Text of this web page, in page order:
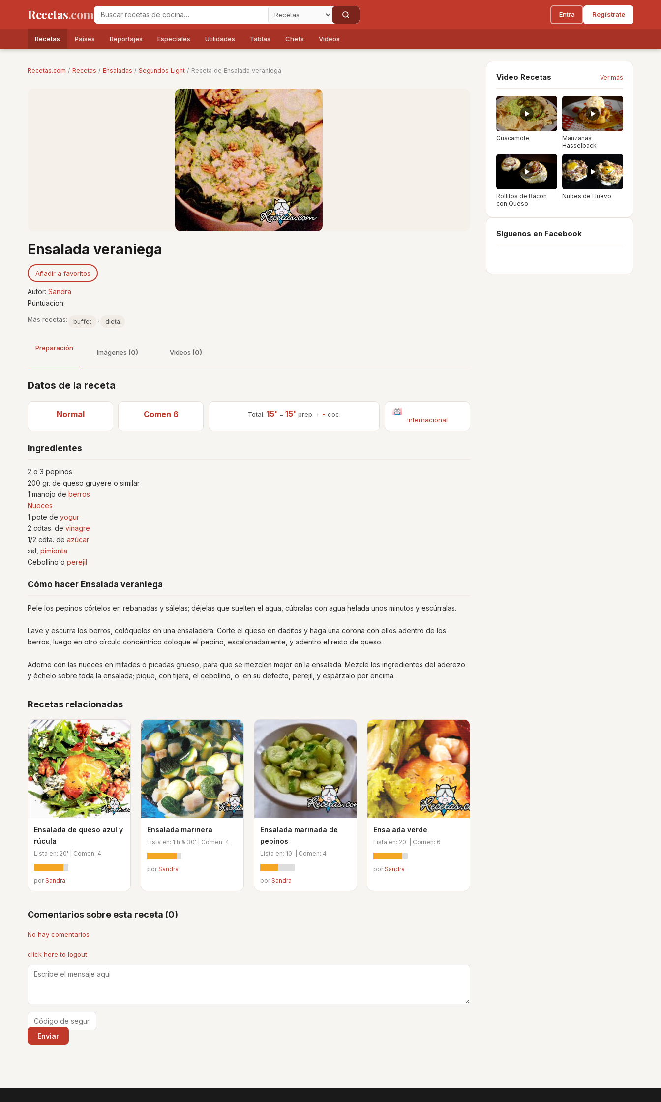
Recetas.com Entra Regístrate
Recetas Países Reportajes Especiales Utilidades Tablas Chefs Videos
Recetas.com / Recetas / Ensaladas / Segundos Light / Receta de Ensalada veraniega
Ensalada veraniega
Añadir a favoritos
Autor: Sandra
Puntuacíon:
Más recetas: buffet , dieta
Preparación
Imágenes (0) Videos (0)
Datos de la receta
Normal Comen 6 Total: 15' = 15' prep. + - coc.
Internacional
Ingredientes
2 o 3 pepinos
200 gr. de queso gruyere o similar
1 manojo de berros
Nueces
1 pote de yogur
2 cdtas. de vinagre
1/2 cdta. de azúcar
sal, pimienta
Cebollino o perejil
Cómo hacer Ensalada veraniega
Pele los pepinos córtelos en rebanadas y sálelas; déjelas que suelten el agua, cúbralas con agua helada unos minutos y escúrralas.
Lave y escurra los berros, colóquelos en una ensaladera. Corte el queso en daditos y haga una corona con ellos adentro de los
berros, luego en otro círculo concéntrico coloque el pepino, escalonadamente, y adentro el resto de queso.
Adorne con las nueces en mitades o picadas grueso, para que se mezclen mejor en la ensalada. Mezcle los ingredientes del aderezo
y échelo sobre toda la ensalada; pique, con tijera, el cebollino, o, en su defecto, perejil, y espárzalo por encima.
Recetas relacionadas
Ensalada de queso azul y
rúcula
Lista en: 20' | Comen: 4
porSandra
Ensalada marinera
Lista en: 1 h & 30' | Comen: 4
porSandra
Ensalada marinada de
pepinos
Lista en: 10' | Comen: 4
porSandra
Ensalada verde
Lista en: 20' | Comen: 6
porSandra
Comentarios sobre esta receta (0)
No hay comentarios
click here to logout
Video Recetas Ver más
Guacamole
Manzanas
Hasselback
Rollitos de Bacon
con Queso
Nubes de Huevo
Síguenos en Facebook